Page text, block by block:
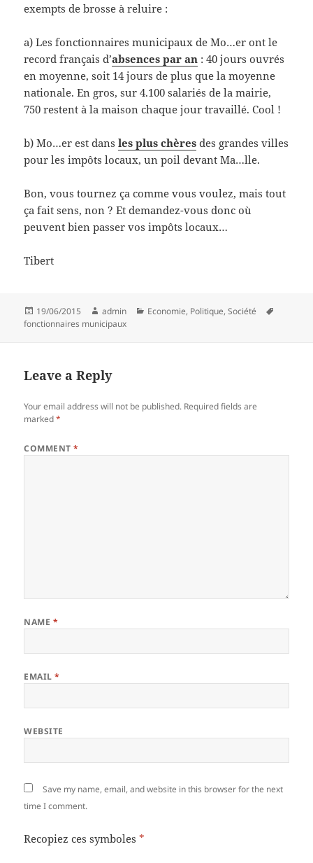
exempts de brosse à reluire :
a) Les fonctionnaires municipaux de Mo…er ont le
record français d’absences par an : 40 jours ouvrés
en moyenne, soit 14 jours de plus que la moyenne
nationale. En gros, sur 4.100 salariés de la mairie,
750 restent à la maison chaque jour travaillé. Cool !
b) Mo…er est dansles plus chères des grandes villes
pour les impôts locaux, un poil devant Ma…lle.
Bon, vous tournez ça comme vous voulez, mais tout
ça fait sens, non ? Et demandez-vous donc où
peuvent bien passer vos impôts locaux…
Tibert
Posted
on
19/06/2015 Author
admin Categories
Economie, Politique,Société
fonctionnaires municipaux
Leave a Reply
Your email address will not be published. Required fields are
marked*
COMMENT*
NAME *
EMAIL*
WEBSITE
Save my name, email, and website in this browser for the next
time I comment.
Recopiez ces symboles *